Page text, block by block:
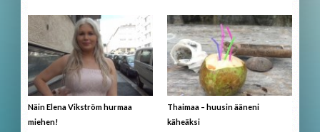
Näin Elena Vikström hurmaa
miehen!
Thaimaa – huusin ääneni
käheäksi